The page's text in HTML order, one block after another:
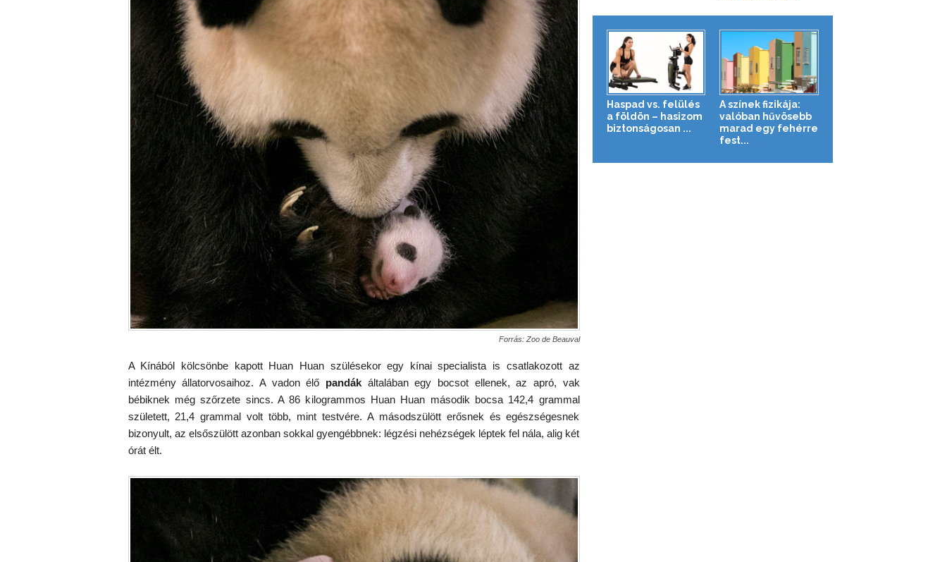
Forrás: Zoo de Beauval
A Kínából kölcsönbe kapott Huan Huan szülésekor egy kínai specialista is csatlakozott az
intézmény állatorvosaihoz. A vadon élő pandákáltalában egy bocsot ellenek, az apró, vak
bébiknek még szőrzete sincs. A 86 kilogrammos Huan Huan második bocsa 142,4 grammal
született, 21,4 grammal volt több, mint testvére. A másodszülött erősnek és egészségesnek
bizonyult, az elsőszülött azonban sokkal gyengébbnek: légzési nehézségek léptek fel nála, alig két
órát élt.
Haspad vs. felülés
a földön – hasizom
biztonságosan ...
A színek fizikája:
valóban hűvösebb
marad egy fehérre
fest...